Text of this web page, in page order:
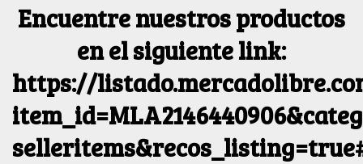
Encuentre nuestros productos
en el siguiente link:
https://